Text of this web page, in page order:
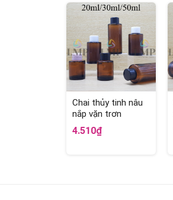
Chai thủy tinh nâu
nắp vặn trơn
4.510₫